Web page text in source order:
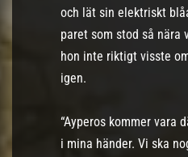
och lät sin elektriskt
paret som stod så nära
hon inte riktigt visste
igen.
“Ayperos kommer vara
i mina händer. Vi ska